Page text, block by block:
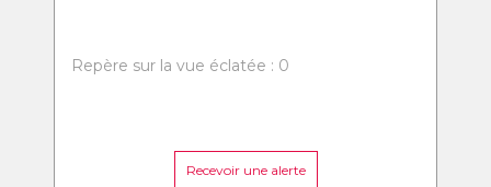
Repère sur la vue éclatée : 0
Recevoir une alerte